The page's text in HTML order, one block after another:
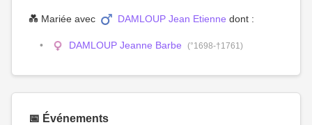
💑 Mariée avec DAMLOUP Jean Etienne dont :
DAMLOUP Jeanne Barbe (°1698-†1761)
📅 Événements